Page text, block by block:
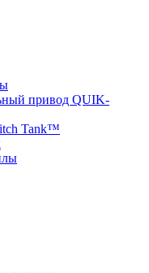
привод QUIK-
Tank™